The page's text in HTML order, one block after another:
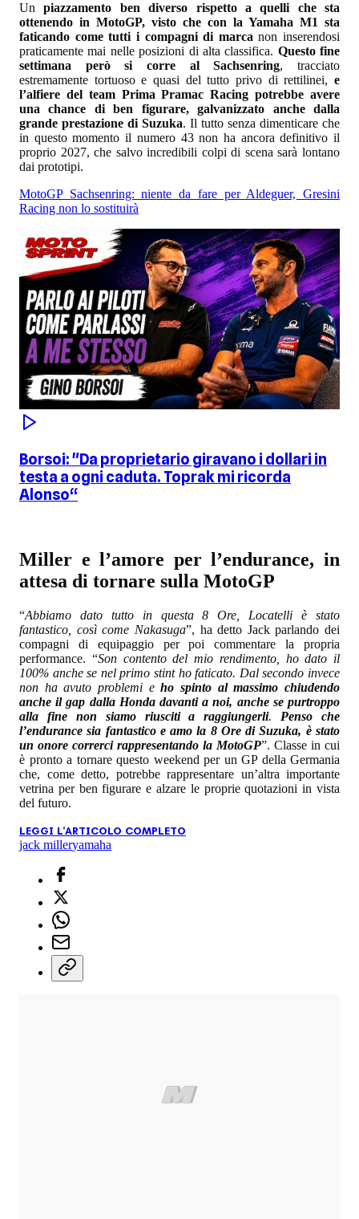
Un piazzamento ben diverso rispetto a quelli che sta
ottenendo in MotoGP, visto che con la Yamaha M1 sta
faticando come tutti i compagni di marcanon inserendosi
praticamente mai nelle posizioni di alta classifica. Questo fine
settimana però si corre al Sachsenring, tracciato
estremamente tortuoso e quasi del tutto privo di rettilinei, e
l’alfiere del team Prima Pramac Racing potrebbe avere
una chance di ben figurare, galvanizzato anche dalla
grande prestazione di Suzuka. Il tutto senza dimenticare che
in questo momento il numero 43 non ha ancora definitivo il
proprio 2027, che salvo incredibili colpi di scena sarà lontano
dai prototipi.
MotoGP Sachsenring: niente da fare per Aldeguer, Gresini
Racing non lo sostituirà
Borsoi: "Da proprietario giravano i dollari in
testa a ogni caduta. Toprak mi ricorda
Alonso“
Miller e l’amore per l’endurance, in
attesa di tornare sulla MotoGP
“Abbiamo dato tutto in questa 8 Ore, Locatelli è stato
fantastico, così come Nakasuga”, ha detto Jack parlando dei
compagni di equipaggio per poi commentare la propria
performance. “Son contento del mio rendimento, ho dato il
100% anche se nel primo stint ho faticato. Dal secondo invece
non ha avuto problemi eho spinto al massimo chiudendo
anche il gap dalla Honda davanti a noi, anche se purtroppo
alla fine non siamo riusciti a raggiungerli. Penso che
l’endurance sia fantastico e amo la 8 Ore di Suzuka, è stato
un onore correrci rappresentando la MotoGP”. Classe in cui
è pronto a tornare questo weekend per un GP della Germania
che, come detto, potrebbe rappresentare un’altra importante
vetrina per ben figurare e alzare le proprie quotazioni in vista
del futuro.
LEGGI L'ARTICOLO COMPLETO
jack milleryamaha